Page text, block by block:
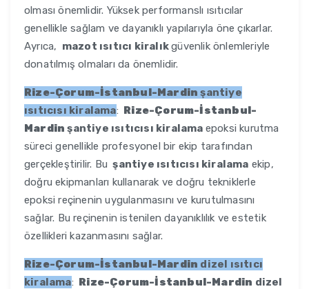
olması önemlidir. Yüksek performanslı ısıtıcılar
genellikle sağlam ve dayanıklı yapılarıyla öne çıkarlar.
Ayrıca, mazot ısıtıcı kiralıkgüvenlik önlemleriyle
donatılmış olmaları da önemlidir.
Rize-Çorum-İstanbul-Mardin şantiye
ısıtıcısı kiralama: Rize-Çorum-İstanbul-
Mardin şantiye ısıtıcısı kiralama epoksi kurutma
süreci genellikle profesyonel bir ekip tarafından
gerçekleştirilir. Bu şantiye ısıtıcısı kiralama ekip,
doğru ekipmanları kullanarak ve doğru tekniklerle
epoksi reçinenin uygulanmasını ve kurutulmasını
sağlar. Bu reçinenin istenilen dayanıklılık ve estetik
özellikleri kazanmasını sağlar.
Rize-Çorum-İstanbul-Mardin dizel ısıtıcı
kiralama: Rize-Çorum-İstanbul-Mardin dizel